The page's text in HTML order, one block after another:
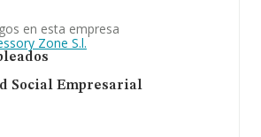
en esta empresa
Zone S.l.
Social Empresarial